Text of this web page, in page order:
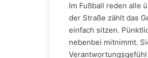
Im Fußball reden alle
der Straße zählt das
einfach sitzen.
nebenbei mitnimmt.
Verantwortungsgefühl